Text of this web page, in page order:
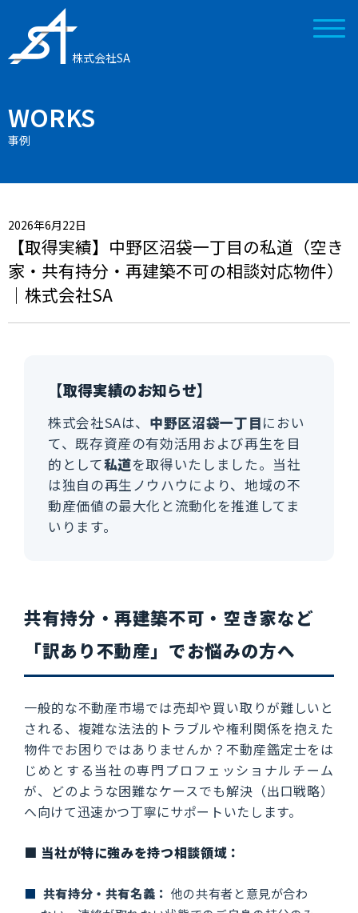
株式会社SA
WORKS
事例
2026年6月22日
【取得実績】中野区沼袋一丁目の私道（空き
家・共有持分・再建築不可の相談対応物件）
｜株式会社SA
【取得実績のお知らせ】
株式会社SAは、 中野区沼袋一丁目におい
て、既存資産の有効活用および再生を目
的として私道を取得いたしました。当社
は独自の再生ノウハウにより、地域の不
動産価値の最大化と流動化を推進してま
いります。
共有持分・再建築不可・空き家など
「訳あり不動産」でお悩みの方へ
一般的な不動産市場では売却や買い取りが難しいと
される、複雑な法法的トラブルや権利関係を抱えた
物件でお困りではありませんか？不動産鑑定士をは
じめとする当社の専門プロフェッショナルチーム
が、どのような困難なケースでも解決（出口戦略）
へ向けて迅速かつ丁寧にサポートいたします。
■ 当社が特に強みを持つ相談領域：
■ 共有持分・共有名義： 他の共有者と意見が合わ